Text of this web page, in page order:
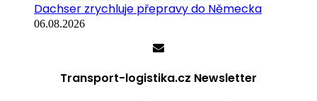
Dachser zrychluje přepravy do Německa
06.08.2026
Transport-logistika.cz Newsletter